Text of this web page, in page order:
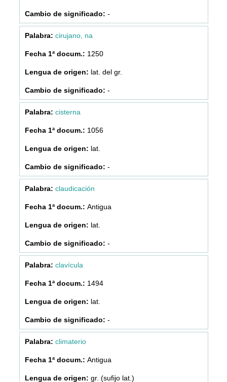
-
cirujano, na
1250
lat. del gr.
-
cisterna
1056
lat.
-
claudicación
Antigua
lat.
-
clavícula
1494
lat.
-
climaterio
Antigua
gr. (sufijo lat.)